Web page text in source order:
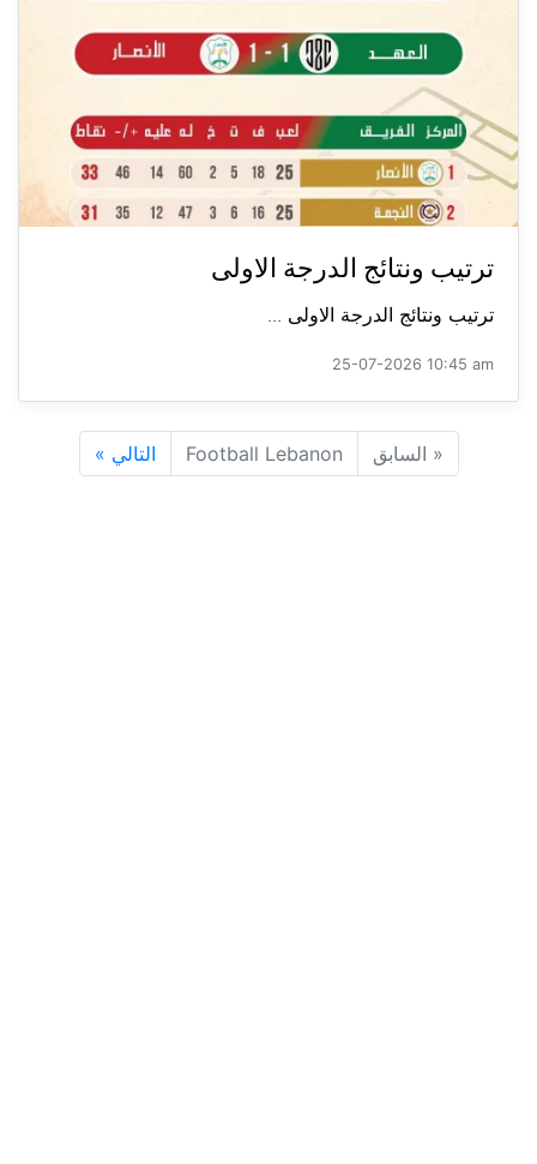
ترتيب ونتائج الدرجة الاولى
ترتيب ونتائج الدرجة الاولى ...
25-07-2026 10:45 am
« السابق Football Lebanon التالي »